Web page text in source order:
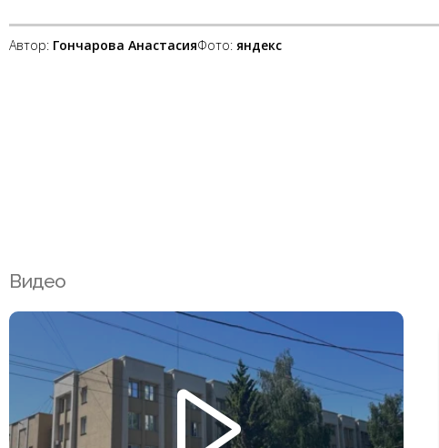
Автор: Гончарова АнастасияФото: яндекс
Видео